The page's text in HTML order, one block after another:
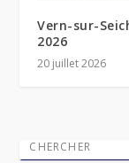
Vern-sur-
2026
20 juillet 2026